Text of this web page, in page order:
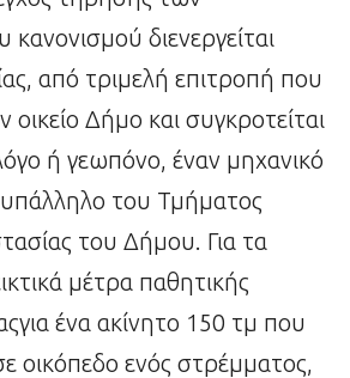
διενεργείται
από τριμελή επιτροπή που
οικείο Δήμο και συγκροτείται
ή γεωπόνο, έναν μηχανικό
υπάλληλο του Τμήματος
του Δήμου. Για τα
μέτρα παθητικής
ένα ακίνητο 150 τμ που
οικόπεδο ενός στρέμματος,